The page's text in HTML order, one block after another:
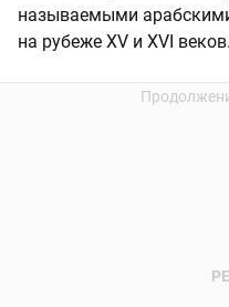
называемыми
на рубеже XV и XVI веков.